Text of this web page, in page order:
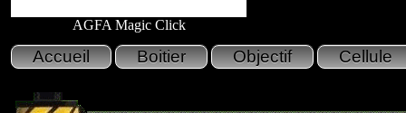
AGFA Magic Click